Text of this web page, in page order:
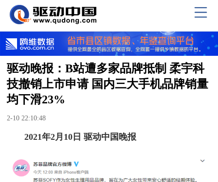
驱动晚报：B站遭多家品牌抵制 柔宇科
技撤销上市申请 国内三大手机品牌销量
均下滑23%
2-10 22:10:48
2021年2月10日 驱动中国晚报